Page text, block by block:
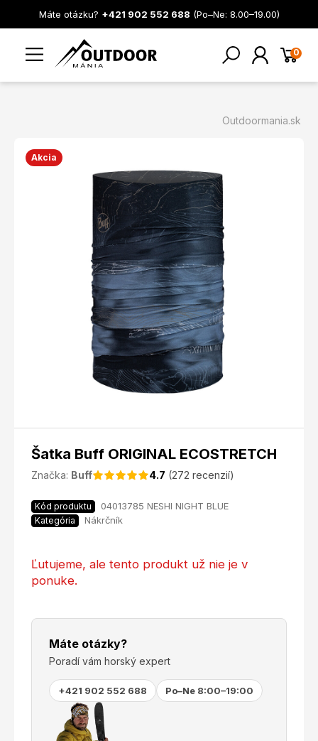
Máte otázku? +421 902 552 688 (Po–Ne: 8.00–19.00)
0
Outdoormania.sk
Akcia
Šatka Buff ORIGINAL ECOSTRETCH
Značka: Buff 4.7 (272 recenzií)
Kód produktu 04013785 NESHI NIGHT BLUE
Kategória Nákrčník
Ľutujeme, ale tento produkt už nie je v
ponuke.
Máte otázky?
Poradí vám horský expert
+421 902 552 688 Po–Ne 8:00–19:00